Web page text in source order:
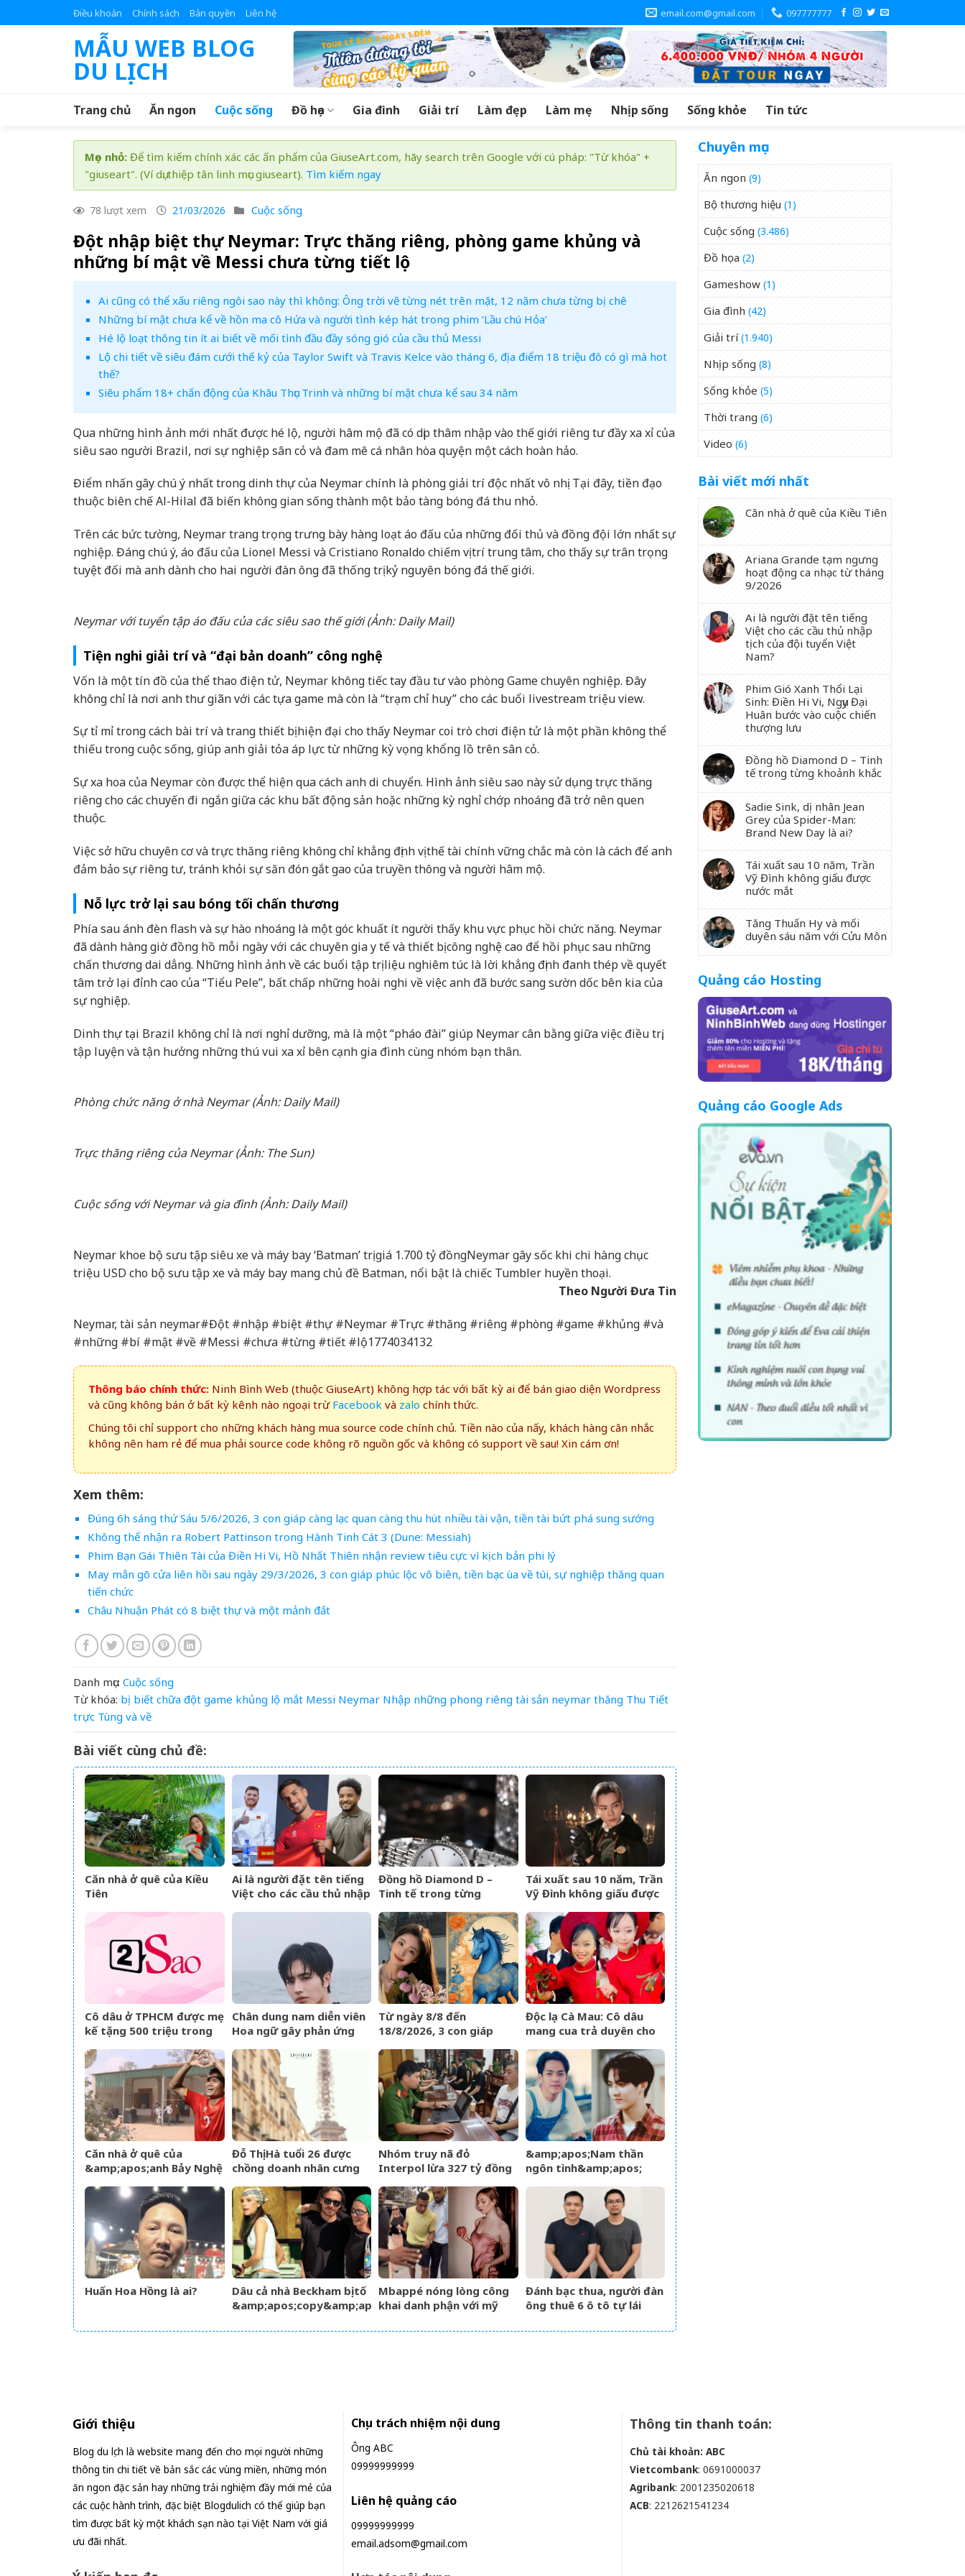
to
Điều khoản Chính sách Bản quyền Liên hệ email.com@gmail.com 097777777
MẪU WEB BLOG
DU LỊCH
Trang chủ Ăn ngon Cuộc sống Đồ họa Gia đình Giải trí Làm đẹp Làm mẹ Nhịp sống Sống khỏe Tin tức
Mẹo nhỏ: Để tìm kiếm chính xác các ấn phẩm của GiuseArt.com, hãy search trên Google với cú pháp: "Từ khóa" +
"giuseart". (Ví dụ: thiệp tân linh mục giuseart). Tìm kiếm ngay
78 lượt xem 21/03/2026 Cuộc sống
Đột nhập biệt thự Neymar: Trực thăng riêng, phòng game khủng và
những bí mật về Messi chưa từng tiết lộ
Ai cũng có thể xấu riêng ngôi sao này thì không: Ông trời vẽ từng nét trên mặt, 12 năm chưa từng bị chê
Những bí mật chưa kể về hồn ma cô Hứa và người tình kép hát trong phim ‘Lầu chú Hỏa’
Hé lộ loạt thông tin ít ai biết về mối tình đầu đầy sóng gió của cầu thủ Messi
Lộ chi tiết về siêu đám cưới thế kỷ của Taylor Swift và Travis Kelce vào tháng 6, địa điểm 18 triệu đô có gì mà hot
thế?
Siêu phẩm 18+ chấn động của Khâu Thục Trinh và những bí mật chưa kể sau 34 năm
Qua những hình ảnh mới nhất được hé lộ, người hâm mộ đã có dịp thâm nhập vào thế giới riêng tư đầy xa xỉ của
siêu sao người Brazil, nơi sự nghiệp sân cỏ và đam mê cá nhân hòa quyện một cách hoàn hảo.
Điểm nhấn gây chú ý nhất trong dinh thự của Neymar chính là phòng giải trí độc nhất vô nhị. Tại đây, tiền đạo
thuộc biên chế Al-Hilal đã biến không gian sống thành một bảo tàng bóng đá thu nhỏ.
Trên các bức tường, Neymar trang trọng trưng bày hàng loạt áo đấu của những đối thủ và đồng đội lớn nhất sự
nghiệp. Đáng chú ý, áo đấu của Lionel Messi và Cristiano Ronaldo chiếm vị trí trung tâm, cho thấy sự trân trọng
tuyệt đối mà anh dành cho hai người đàn ông đã thống trị kỷ nguyên bóng đá thế giới.
Neymar với tuyển tập áo đấu của các siêu sao thế giới (Ảnh: Daily Mail)
Tiện nghi giải trí và “đại bản doanh” công nghệ
Vốn là một tín đồ của thể thao điện tử, Neymar không tiếc tay đầu tư vào phòng Game chuyên nghiệp. Đây
không chỉ là nơi anh thư giãn với các tựa game mà còn là “trạm chỉ huy” cho các buổi livestream triệu view.
Sự tỉ mỉ trong cách bài trí và trang thiết bị hiện đại cho thấy Neymar coi trò chơi điện tử là một phần không thể
thiếu trong cuộc sống, giúp anh giải tỏa áp lực từ những kỳ vọng khổng lồ trên sân cỏ.
Sự xa hoa của Neymar còn được thể hiện qua cách anh di chuyển. Hình ảnh siêu sao này sử dụng trực thăng
riêng cho các chuyến đi ngắn giữa các khu bất động sản hoặc những kỳ nghỉ chớp nhoáng đã trở nên quen
thuộc.
Việc sở hữu chuyên cơ và trực thăng riêng không chỉ khẳng định vị thế tài chính vững chắc mà còn là cách để anh
đảm bảo sự riêng tư, tránh khỏi sự săn đón gắt gao của truyền thông và người hâm mộ.
Nỗ lực trở lại sau bóng tối chấn thương
Phía sau ánh đèn flash và sự hào nhoáng là một góc khuất ít người thấy khu vực phục hồi chức năng. Neymar
đã dành hàng giờ đồng hồ mỗi ngày với các chuyên gia y tế và thiết bị công nghệ cao để hồi phục sau những
chấn thương dai dẳng. Những hình ảnh về các buổi tập trị liệu nghiêm túc là lời khẳng định đanh thép về quyết
tâm trở lại đỉnh cao của “Tiểu Pele”, bất chấp những hoài nghi về việc anh đã bước sang sườn dốc bên kia của
sự nghiệp.
Dinh thự tại Brazil không chỉ là nơi nghỉ dưỡng, mà là một “pháo đài” giúp Neymar cân bằng giữa việc điều trị,
tập luyện và tận hưởng những thú vui xa xỉ bên cạnh gia đình cùng nhóm bạn thân.
Phòng chức năng ở nhà Neymar (Ảnh: Daily Mail)
Trực thăng riêng của Neymar (Ảnh: The Sun)
Cuộc sống với Neymar và gia đình (Ảnh: Daily Mail)
Neymar khoe bộ sưu tập siêu xe và máy bay ‘Batman’ trị giá 1.700 tỷ đồngNeymar gây sốc khi chi hàng chục
triệu USD cho bộ sưu tập xe và máy bay mang chủ đề Batman, nổi bật là chiếc Tumbler huyền thoại.
Theo Người Đưa Tin
Neymar, tài sản neymar#Đột #nhập #biệt #thự #Neymar #Trực #thăng #riêng #phòng #game #khủng #và
#những #bí #mật #về #Messi #chưa #từng #tiết #lộ1774034132
Thông báo chính thức: Ninh Bình Web (thuộc GiuseArt) không hợp tác với bất kỳ ai để bán giao diện Wordpress
và cũng không bán ở bất kỳ kênh nào ngoại trừ Facebook và zalo chính thức.
Chúng tôi chỉ support cho những khách hàng mua source code chính chủ. Tiền nào của nấy, khách hàng cân nhắc
không nên ham rẻ để mua phải source code không rõ nguồn gốc và không có support về sau! Xin cám ơn!
Xem thêm:
Đúng 6h sáng thứ Sáu 5/6/2026, 3 con giáp càng lạc quan càng thu hút nhiều tài vận, tiền tài bứt phá sung sướng
Không thể nhận ra Robert Pattinson trong Hành Tinh Cát 3 (Dune: Messiah)
Phim Bạn Gái Thiên Tài của Điền Hi Vi, Hồ Nhất Thiên nhận review tiêu cực vì kịch bản phi lý
May mắn gõ cửa liên hồi sau ngày 29/3/2026, 3 con giáp phúc lộc vô biên, tiền bạc ùa về túi, sự nghiệp thăng quan
tiến chức
Châu Nhuận Phát có 8 biệt thự và một mảnh đất
Danh mục: Cuộc sống
Từ khóa: bị biết chữa đột game khủng lộ mắt Messi Neymar Nhập những phong riêng tài sản neymar thăng Thu Tiết
trực Tùng và về
Bài viết cùng chủ đề:
Căn nhà ở quê của Kiều
Tiên
Ai là người đặt tên tiếng
Việt cho các cầu thủ nhập
Đồng hồ Diamond D –
Tinh tế trong từng
Tái xuất sau 10 năm, Trần
Vỹ Đình không giấu được
Cô dâu ở TPHCM được mẹ
kế tặng 500 triệu trong
‘gây sốt’
Chân dung nam diễn viên
Hoa ngữ gây phản ứng
Từ ngày 8/8 đến
18/8/2026, 3 con giáp
HIẾM CÓ, tiền bạc tự
động kéo về
Độc lạ Cà Mau: Cô dâu
mang cua trả duyên cho
Căn nhà ở quê của
&amp;apos;anh Bảy Nghệ
đình đám MXH
Đỗ Thị Hà tuổi 26 được
chồng doanh nhân cưng
rạng rỡ
Nhóm truy nã đỏ
Interpol lừa 327 tỷ đồng
Ninh
&amp;apos;Nam thần
ngôn tình&amp;apos;
U60 vẫn như thanh niên
Huấn Hoa Hồng là ai?
Dâu cả nhà Beckham bị tố
&amp;apos;copy&amp;apos;
Victoria giữa sóng gió gia
Mbappé nóng lòng công
khai danh phận với mỹ
rồi
Đánh bạc thua, người đàn
ông thuê 6 ô tô tự lái
Chuyên mục
Ăn ngon (9)
Bộ thương hiệu (1)
Cuộc sống (3.486)
Đồ họa (2)
Gameshow (1)
Gia đình (42)
Giải trí(1.940)
Nhịp sống (8)
Sống khỏe (5)
Thời trang (6)
Video (6)
Bài viết mới nhất
Căn nhà ở quê của Kiều Tiên
Ariana Grande tạm ngưng
hoạt động ca nhạc từ tháng
9/2026
Ai là người đặt tên tiếng
Việt cho các cầu thủ nhập
tịch của đội tuyển Việt
Nam?
Phim Gió Xanh Thổi Lại
Sinh: Điền Hi Vi, Ngụy Đại
Huân bước vào cuộc chiến
thượng lưu
Đồng hồ Diamond D – Tinh
tế trong từng khoảnh khắc
Sadie Sink, dị nhân Jean
Grey của Spider-Man:
Brand New Day là ai?
Tái xuất sau 10 năm, Trần
Vỹ Đình không giấu được
nước mắt
Tăng Thuấn Hy và mối
duyên sáu năm với Cửu Môn
Quảng cáo Hosting
Quảng cáo Google Ads
Giới thiệu
Blog du lịch là website mang đến cho mọi người những
thông tin chi tiết về bản sắc các vùng miền, những món
ăn ngon đặc sản hay những trải nghiệm đầy mới mẻ của
các cuộc hành trình, đặc biệt Blogdulich có thể giúp bạn
tìm được bất kỳ một khách sạn nào tại Việt Nam với giá
ưu đãi nhất.
Chịu trách nhiệm nội dung
Ông ABC
09999999999
Liên hệ quảng cáo
09999999999
email.adsom@gmail.com
Thông tin thanh toán:
Chủ tài khoản: ABC
Vietcombank: 0691000037
Agribank: 2001235020618
ACB: 2212621541234